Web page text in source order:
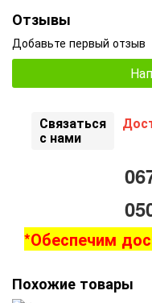
Отзывы
Добавьте первый отзыв
Связаться
с нами
*Обеспечим
Похожие товары